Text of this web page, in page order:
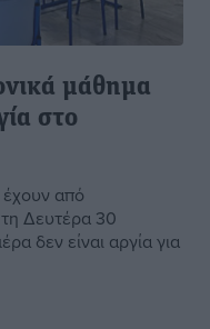
μάθημα
στο
έχουν από
τη Δευτέρα 30
δεν είναι αργία για